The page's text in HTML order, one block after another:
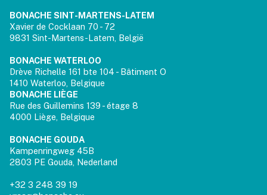
BONACHE SINT-MARTENS-LATEM
Xavier de Cocklaan 70 - 72
9831 Sint-Martens-Latem, België
BONACHE WATERLOO
Drève Richelle 161 bte 104 - Bâtiment O
1410 Waterloo, Belgique
BONACHE LIÈGE
Rue des Guillemins 139 - étage 8
4000 Liège, Belgique
BONACHE GOUDA
Kampenringweg 45B
2803 PE Gouda, Nederland
+32 3 248 39 19